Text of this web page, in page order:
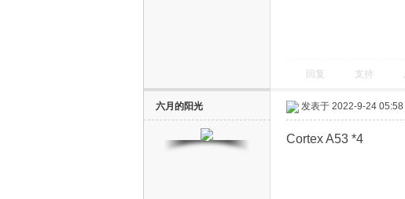
回复 支持
六月的阳光 发表于 2022-9-24 05:58
Cortex A53 *4